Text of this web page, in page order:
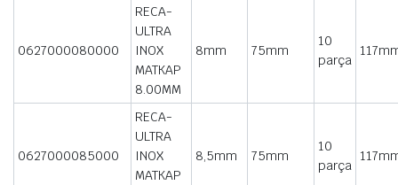
0627000080000
RECA-
ULTRA
INOX
MATKAP
8.00MM
8mm 75mm
10
parça
0627000085000
RECA-
ULTRA
INOX
MATKAP
8,5mm 75mm
10
parça